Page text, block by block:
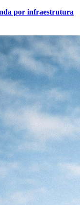
por infraestrutura